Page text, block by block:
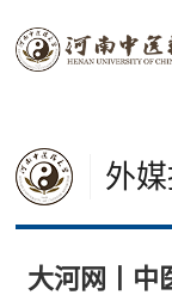
外
大河网丨中